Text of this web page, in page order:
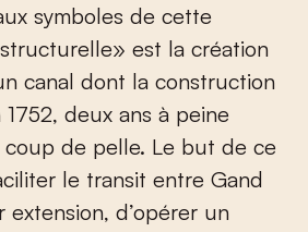
symboles de cette
est la création
canal dont la construction
1752, deux ans à peine
de pelle. Le but de ce
le transit entre Gand
d’opérer un